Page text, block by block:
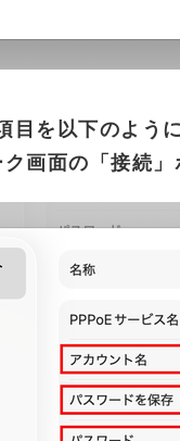
を以下のよう
画面の「接続」